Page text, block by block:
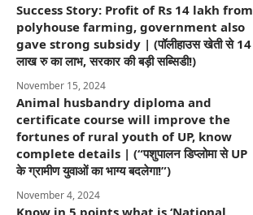
Success Story: Profit of Rs 14 lakh from
polyhouse farming, government also
gave strong subsidy | (पॉलीहाउस खेती से 14
लाख रु का लाभ, सरकार की बड़ी सब्सिडी!)
November 15, 2024
Animal husbandry diploma and
certificate course will improve the
fortunes of rural youth of UP, know
complete details | (“पशुपालन डिप्लोमा से UP
के ग्रामीण युवाओं का भाग्य बदलेगा!”)
November 4, 2024
Know in 5 points what is ‘National